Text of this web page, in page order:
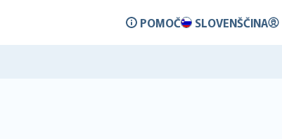
POMOČ SLOVENŠČINA